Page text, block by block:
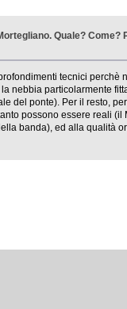
Quale? Come?
tecnici
nebbia particolarmente
del ponte). Per il resto,
possono essere reali
banda), ed alla qualità